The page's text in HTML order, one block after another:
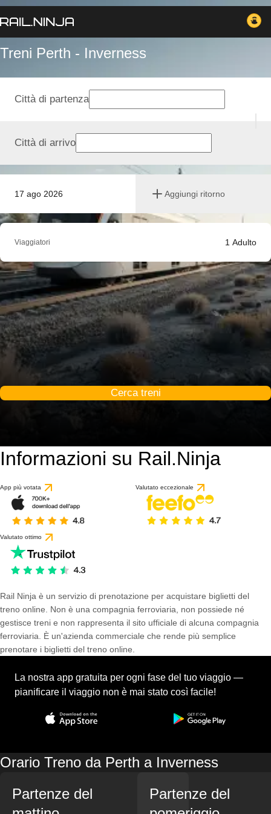
Treni Perth - Inverness
17 ago 2026 Aggiungi ritorno
Città di partenza
Città di arrivo
Viaggiatori 1 Adulto
Cerca treni
Informazioni su Rail.Ninja
App più votata Valutato eccezionale
Valutato ottimo
Rail Ninja è un servizio di prenotazione per acquistare biglietti del
treno online. Non è una compagnia ferroviaria, non possiede né
gestisce treni e non rappresenta il sito ufficiale di alcuna compagnia
ferroviaria. È un'azienda commerciale che rende più semplice
prenotare i biglietti del treno online.
La nostra app gratuita per ogni fase del tuo viaggio —
pianificare il viaggio non è mai stato così facile!
Orario Treno da Perth a Inverness
Partenze del
Partenze del